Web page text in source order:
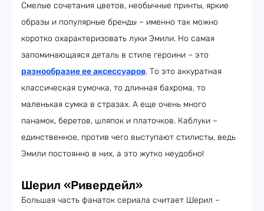
Смелые сочетания цветов, необычные принты, яркие
образы и популярные бренды – именно так можно
коротко охарактеризовать луки Эмили. Но самая
запоминающаяся деталь в стиле героини – это
разнообразие ее аксессуаров. То это аккуратная
классическая сумочка, то длинная бахрома, то
маленькая сумка в стразах. А еще очень много
панамок, беретов, шляпок и платочков. Каблуки –
единственное, против чего выступают стилисты, ведь
Эмили постоянно в них, а это жутко неудобно!
Шерил «Ривердейл»
Большая часть фанаток сериала считает Шерил –